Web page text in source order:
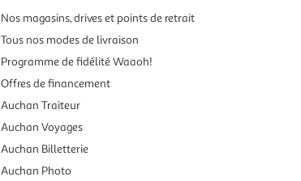
Nos magasins, drives et points de retrait
Tous nos modes de livraison
Programme de fidélité Waaoh!
Offres de financement
Auchan Traiteur
Auchan Voyages
Auchan Billetterie
Auchan Photo